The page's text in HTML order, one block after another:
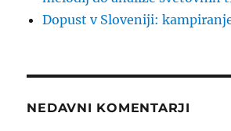
Dopust v Sloveniji:
NEDAVNI KOMENTARJI